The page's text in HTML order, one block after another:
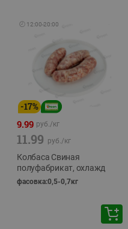
🕘 12:00-20:00
-17%
9.99 руб./кг
11.99 руб./кг
Колбаса Свиная
полуфабрикат, охлажд
фасовка:0,5-0,7кг